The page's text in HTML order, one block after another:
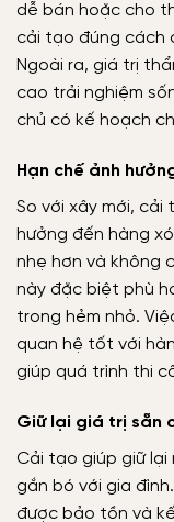
dễ bán hoặc cho
cải tạo đúng cách
Ngoài ra, giá trị
cao trải nghiệm
chủ có kế hoạch
Hạn chế ảnh
So với xây mới,
hưởng đến hàng
nhẹ hơn và không
này đặc biệt phù
trong hẻm nhỏ.
quan hệ tốt với
giúp quá trình thi
Giữ lại giá trị sẵn
Cải tạo giúp giữ
gắn bó với gia
được bảo tồn và